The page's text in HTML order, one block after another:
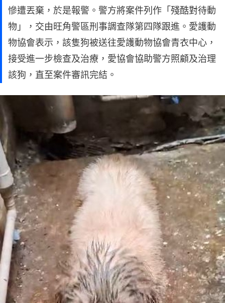
慘遭丟棄，於是報警。警方將案件列作「殘酷對待動
物」，交由旺角警區刑事調查隊第四隊跟進。愛護動
物協會表示，該隻狗被送往愛護動物協會青衣中心，
接受進一步檢查及治療，愛協會協助警方照顧及治理
該狗，直至案件審訊完結。